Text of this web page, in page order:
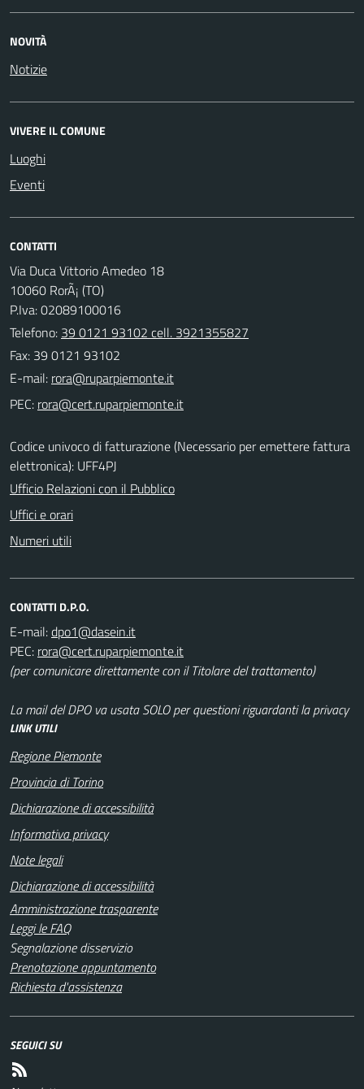
NOVITÀ
Notizie
VIVERE IL COMUNE
Luoghi
Eventi
CONTATTI
Via Duca Vittorio Amedeo 18
10060 RorÃ¡ (TO)
P.Iva: 02089100016
Telefono: 39 0121 93102 cell. 3921355827
Fax: 39 0121 93102
E-mail:
PEC:
Codice univoco di fatturazione (Necessario per emettere fattura
elettronica): UFF4PJ
Ufficio Relazioni con il Pubblico
Uffici e orari
Numeri utili
CONTATTI D.P.O.
E-mail:
PEC:
(per comunicare direttamente con il Titolare del trattamento)
La mail del DPO va usata SOLO per questioni riguardanti la privacy
LINK UTILI
Regione Piemonte
Provincia di Torino
Dichiarazione di accessibilità
Informativa privacy
Note legali
Dichiarazione di accessibilità
Amministrazione trasparente
Leggi le FAQ
Segnalazione disservizio
Prenotazione appuntamento
Richiesta d'assistenza
SEGUICI SU